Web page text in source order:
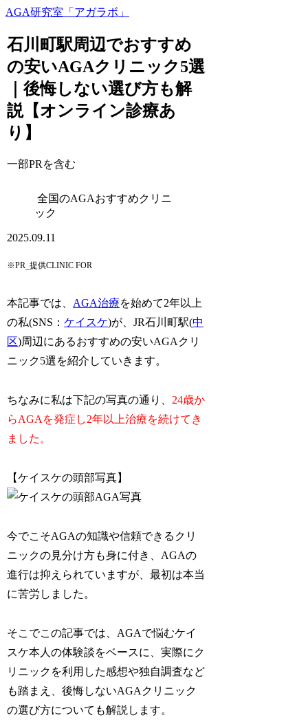
AGA研究室「アガラボ」
石川町駅周辺でおすすめ
の安いAGAクリニック5選
｜後悔しない選び方も解
説【オンライン診療あ
り】
一部PRを含む
全国のAGAおすすめクリニ
ック
2025.09.11
※PR_提供CLINIC FOR
本記事では、AGA治療を始めて2年以上
の私(SNS：ケイスケ)が、JR石川町駅(中
区)周辺にあるおすすめの安いAGAクリ
ニック5選を紹介していきます。
ちなみに私は下記の写真の通り、 24歳か
らAGAを発症し2年以上治療を続けてき
ました。
【ケイスケの頭部写真】
今でこそAGAの知識や信頼できるクリ
ニックの見分け方も身に付き、AGAの
進行は抑えられていますが、最初は本当
に苦労しました。
そこでこの記事では、AGAで悩むケイ
スケ本人の体験談をベースに、実際にク
リニックを利用した感想や独自調査など
も踏まえ、後悔しないAGAクリニック
の選び方についても解説します。